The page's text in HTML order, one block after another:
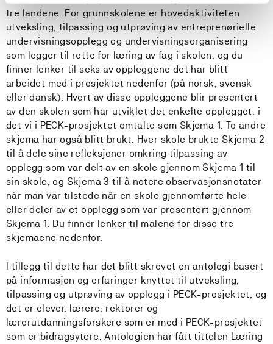
tre landene. For grunnskolene er hovedaktiviteten
utveksling, tilpassing og utprøving av entreprenørielle
undervisningsopplegg og undervisningsorganisering
som legger til rette for læring av fag i skolen, og du
finner lenker til seks av oppleggene det har blitt
arbeidet med i prosjektet nedenfor (på norsk, svensk
eller dansk). Hvert av disse oppleggene blir presentert
av den skolen som har utviklet det enkelte opplegget, i
det vi i PECK-prosjektet omtalte som Skjema 1. To andre
skjema har også blitt brukt. Hver skole brukte Skjema 2
til å dele sine refleksjoner omkring tilpassing av
opplegg som var delt av en skole gjennom Skjema 1 til
sin skole, og Skjema 3 til å notere observasjonsnotater
når man var tilstede når en skole gjennomførte hele
eller deler av et opplegg som var presentert gjennom
Skjema 1. Du finner lenker til malene for disse tre
skjemaene nedenfor.
I tillegg til dette har det blitt skrevet en antologi basert
på informasjon og erfaringer knyttet til utveksling,
tilpassing og utprøving av opplegg i PECK-prosjektet, og
det er elever, lærere, rektorer og
lærerutdanningsforskere som er med i PECK-prosjektet
som er bidragsytere. Antologien har fått tittelen Læring